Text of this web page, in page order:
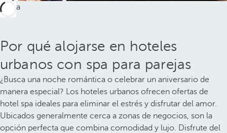
Por qué alojarse en hoteles
urbanos con spa para parejas
¿Busca una noche romántica o celebrar un aniversario de
manera especial? Los hoteles urbanos ofrecen ofertas de
hotel spa ideales para eliminar el estrés y disfrutar del amor.
Ubicados generalmente cerca a zonas de negocios, son la
opción perfecta que combina comodidad y lujo. Disfrute del